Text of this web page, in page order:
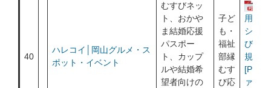
40
ハレコイ│岡山グルメ・ス
ポット・イベント
むすびネッ
ト、おかや
ま結婚応援
パスポー
ト、カップ
ルや結婚希
望者向けの
子ど
も・
福祉
部縁
むす
び応
用ポリ
シー及
び利用
規約
[PDF
ァイル